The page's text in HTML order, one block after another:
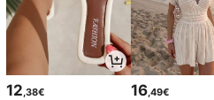
12 ,38€ 16,49€